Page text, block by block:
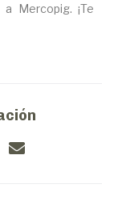
Mercopig. ¡Te